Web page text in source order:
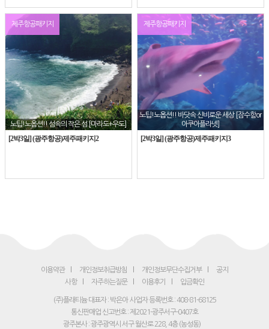
제주항공패키지
노팁!노옵션!! 섬속의 작은 섬 [마라도+우도]
[2박3일] (광주항공)제주패키지2
제주항공패키지
노팁!노옵션!! 바닷속 신비로운 세상 [잠수함or
아쿠아플라넷]
[2박3일] (광주항공)제주패키지3
이용약관 개인정보취급방침 개인정보무단수집거부
공지
사항
자주하는질문 이용후기 입금확인
(주)플래티늄 대표자 : 박은아 사업자 등록번호 : 408-81-68125
통신판매업 신고번호 : 제2021-광주서구-0407호
광주본사 : 광주광역시 서구 월산로 228, 4층 (농성동)